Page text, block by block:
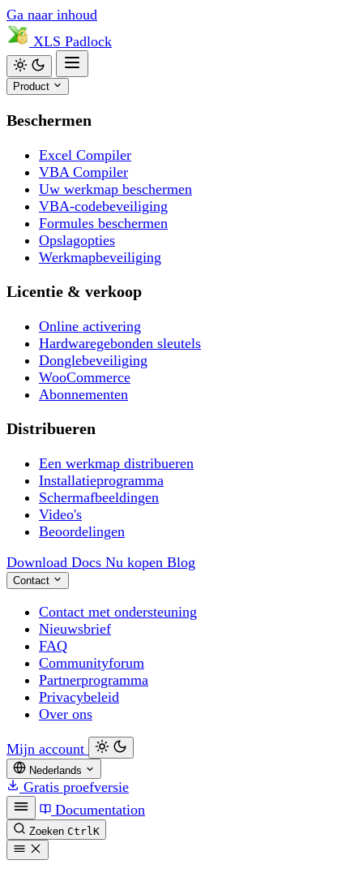
Ga naar inhoud
XLS Padlock
Product
Beschermen
Excel Compiler
VBA Compiler
Uw werkmap beschermen
VBA-codebeveiliging
Formules beschermen
Opslagopties
Werkmapbeveiliging
Licentie & verkoop
Online activering
Hardwaregebonden sleutels
Donglebeveiliging
WooCommerce
Abonnementen
Distribueren
Een werkmap distribueren
Installatieprogramma
Schermafbeeldingen
Video's
Beoordelingen
Download Docs Nu kopen Blog
Contact
Contact met ondersteuning
Nieuwsbrief
FAQ
Communityforum
Partnerprogramma
Privacybeleid
Over ons
Mijn account
Nederlands
Gratis proefversie
Documentation
Zoeken CtrlK